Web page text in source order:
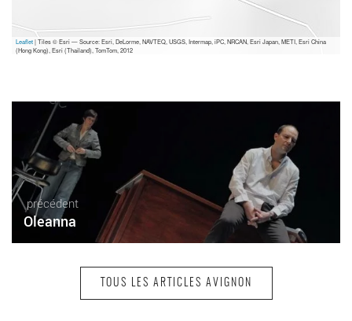
Leaflet| Tiles © Esri — Source: Esri, DeLorme, NAVTEQ, USGS, Intermap, iPC, NRCAN, Esri Japan, METI, Esri China
(Hong Kong), Esri (Thailand), TomTom, 2012
précédent
Oleanna
TOUS LES ARTICLES AVIGNON